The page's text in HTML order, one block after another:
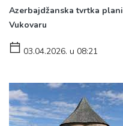
Azerbajdžanska tvrtka
Vukovaru
03.04.2026. u 08:21